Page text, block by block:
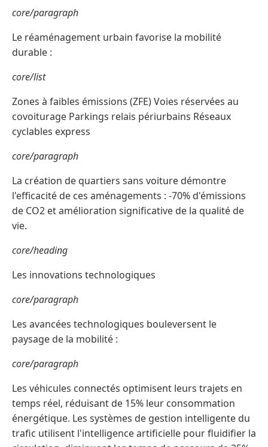
core/paragraph
Le réaménagement urbain favorise la mobilité
durable :
core/list
Zones à faibles émissions (ZFE) Voies réservées au
covoiturage Parkings relais périurbains Réseaux
cyclables express
core/paragraph
La création de quartiers sans voiture démontre
l'efficacité de ces aménagements : -70% d'émissions
de CO2 et amélioration significative de la qualité de
vie.
core/heading
Les innovations technologiques
core/paragraph
Les avancées technologiques bouleversent le
paysage de la mobilité :
core/paragraph
Les véhicules connectés optimisent leurs trajets en
temps réel, réduisant de 15% leur consommation
énergétique. Les systèmes de gestion intelligente du
trafic utilisent l'intelligence artificielle pour fluidifier la